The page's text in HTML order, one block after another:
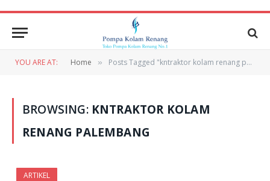
YOU ARE AT: Home » Posts Tagged "kntraktor kolam renang palembang"
BROWSING: KNTRAKTOR KOLAM
RENANG PALEMBANG
ARTIKEL